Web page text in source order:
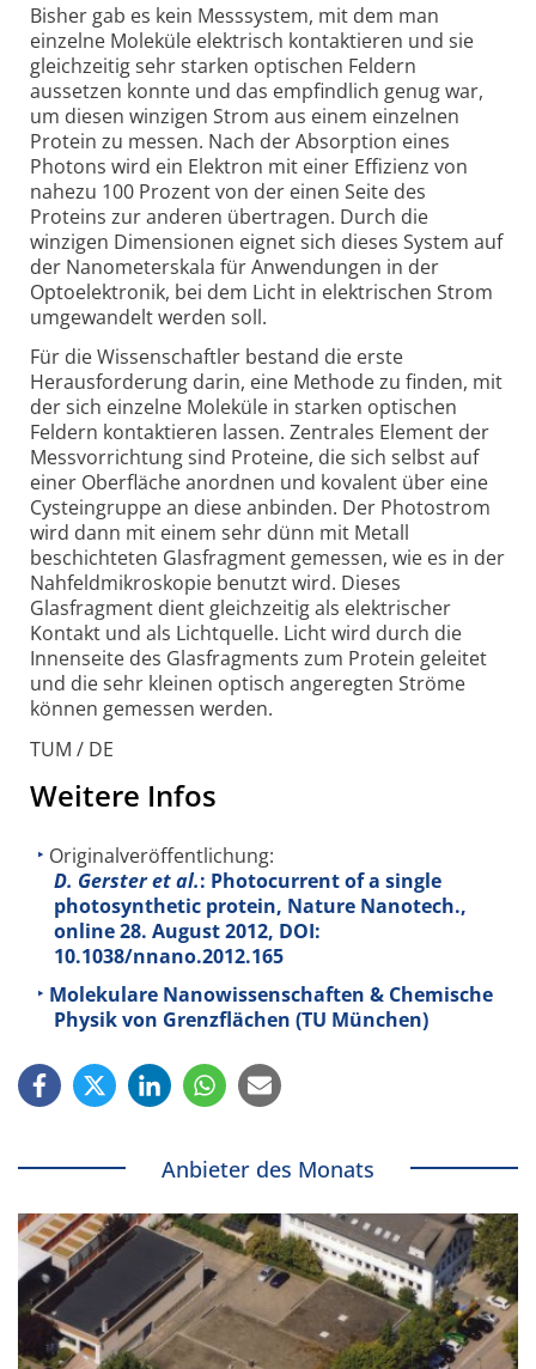
Bisher gab es kein Messsystem, mit dem man
einzelne Moleküle elektrisch kontaktieren und sie
gleichzeitig sehr starken optischen Feldern
aussetzen konnte und das empfindlich genug war,
um diesen winzigen Strom aus einem einzelnen
Protein zu messen. Nach der Absorption eines
Photons wird ein Elektron mit einer Effizienz von
nahezu 100 Prozent von der einen Seite des
Proteins zur anderen übertragen. Durch die
winzigen Dimensionen eignet sich dieses System auf
der Nanometerskala für Anwendungen in der
Optoelektronik, bei dem Licht in elektrischen Strom
umgewandelt werden soll.
Für die Wissenschaftler bestand die erste
Herausforderung darin, eine Methode zu finden, mit
der sich einzelne Moleküle in starken optischen
Feldern kontaktieren lassen. Zentrales Element der
Messvorrichtung sind Proteine, die sich selbst auf
einer Oberfläche anordnen und kovalent über eine
Cysteingruppe an diese anbinden. Der Photostrom
wird dann mit einem sehr dünn mit Metall
beschichteten Glasfragment gemessen, wie es in der
Nahfeldmikroskopie benutzt wird. Dieses
Glasfragment dient gleichzeitig als elektrischer
Kontakt und als Lichtquelle. Licht wird durch die
Innenseite des Glasfragments zum Protein geleitet
und die sehr kleinen optisch angeregten Ströme
können gemessen werden.
TUM / DE
Weitere Infos
Originalveröffentlichung:
D. Gerster et al.: Photocurrent of a single
photosynthetic protein, Nature Nanotech.,
online 28. August 2012, DOI:
10.1038/nnano.2012.165
Molekulare Nanowissenschaften & Chemische
Physik von Grenzflächen (TU München)
Anbieter des Monats